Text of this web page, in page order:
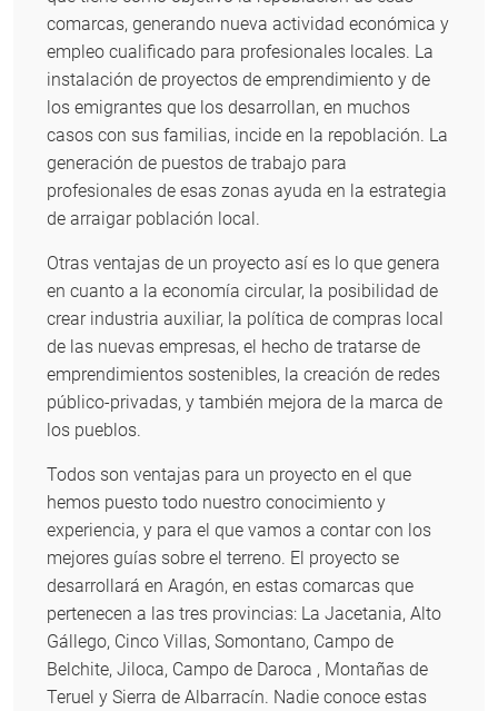
comarcas, generando nueva actividad económica y
empleo cualificado para profesionales locales. La
instalación de proyectos de emprendimiento y de
los emigrantes que los desarrollan, en muchos
casos con sus familias, incide en la repoblación. La
generación de puestos de trabajo para
profesionales de esas zonas ayuda en la estrategia
de arraigar población local.
Otras ventajas de un proyecto así es lo que genera
en cuanto a la economía circular, la posibilidad de
crear industria auxiliar, la política de compras local
de las nuevas empresas, el hecho de tratarse de
emprendimientos sostenibles, la creación de redes
público-privadas, y también mejora de la marca de
los pueblos.
Todos son ventajas para un proyecto en el que
hemos puesto todo nuestro conocimiento y
experiencia, y para el que vamos a contar con los
mejores guías sobre el terreno. El proyecto se
desarrollará en Aragón, en estas comarcas que
pertenecen a las tres provincias: La Jacetania, Alto
Gállego, Cinco Villas, Somontano, Campo de
Belchite, Jiloca, Campo de Daroca , Montañas de
Teruel y Sierra de Albarracín. Nadie conoce estas